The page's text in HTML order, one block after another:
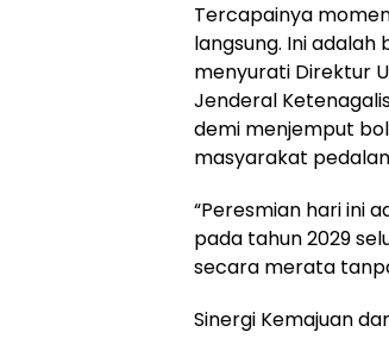
Tercapainya
langsung. Ini adalah
menyurati Direktur
Jenderal
demi menjemput
masyarakat
“Peresmian hari ini
pada tahun 2029
secara merata
Sinergi Kemajuan